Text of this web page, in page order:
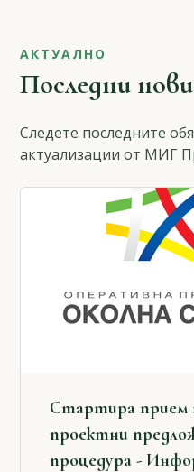
АКТУАЛНО
Последни
Следете последните
актуализации от МИГ
Стартира прием
проектни
процедура -